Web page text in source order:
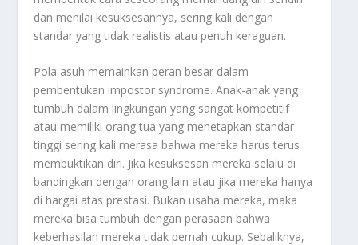
dan menilai kesuksesannya, sering kali dengan
standar yang tidak realistis atau penuh keraguan.
Pola asuh memainkan peran besar dalam
pembentukan impostor syndrome. Anak-anak yang
tumbuh dalam lingkungan yang sangat kompetitif
atau memiliki orang tua yang menetapkan standar
tinggi sering kali merasa bahwa mereka harus terus
membuktikan diri. Jika kesuksesan mereka selalu di
bandingkan dengan orang lain atau jika mereka hanya
di hargai atas prestasi. Bukan usaha mereka, maka
mereka bisa tumbuh dengan perasaan bahwa
keberhasilan mereka tidak pernah cukup. Sebaliknya,